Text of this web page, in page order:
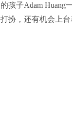
的孩子Adam Huang
打扮，还有机会上台